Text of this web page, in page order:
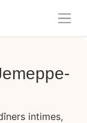
intimes,